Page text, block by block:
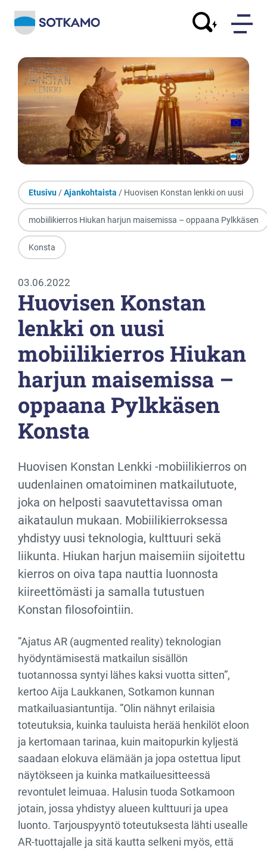
Etusivu /Ajankohtaista / Huovisen Konstan lenkki on uusi
mobiilikierros Hiukan harjun maisemissa – oppaana Pylkkäsen
Konsta
03.06.2022
Huovisen Konstan
lenkki on uusi
mobiilikierros Hiukan
harjun maisemissa –
oppaana Pylkkäsen
Konsta
Huovisen Konstan Lenkki -mobiilikierros on
uudenlainen omatoiminen matkailutuote,
joka on helposti saavutettavissa oman
aikataulun mukaan. Mobiilikierroksessa
yhdistyy uusi teknologia, kulttuuri sekä
liikunta. Hiukan harjun maisemiin sijoitettu
kierros on oiva tapa nauttia luonnosta
kiireettömästi ja samalla tutustuen
Konstan filosofointiin.
”Ajatus AR (augmented reality) teknologian
hyödyntämisestä matkailun sisällön
tuotannossa syntyi lähes kaksi vuotta sitten”,
kertoo Aija Laukkanen, Sotkamon kunnan
matkailuasiantuntija. ”Olin nähnyt erilaisia
toteutuksia, kuinka tauluista herää henkilöt eloon
ja kertomaan tarinaa, kuin maitopurkin kyljestä
saadaan elokuva elämään ja jopa ostettua liput
näytökseen ja kuinka matkailuesitteessä
revontulet leimuaa. Halusin tuoda Sotkamoon
jotain, jossa yhdistyy alueen kulttuuri ja upea
luonto. Tarjouspyyntö toteutuksesta lähti usealle
AR-tuottajalle ja sitä kautta selkeni myös, että